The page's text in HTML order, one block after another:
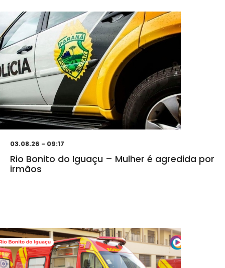
03.08.26 - 09:17
Rio Bonito do Iguaçu – Mulher é agredida por
irmãos